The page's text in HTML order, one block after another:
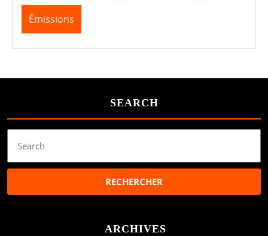
Émissions
SEARCH
for:
ARCHIVES